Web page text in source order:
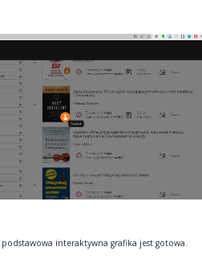
interaktywna grafika jest gotowa.